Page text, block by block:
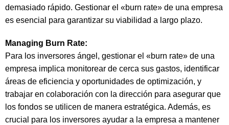
demasiado rápido. Gestionar el «burn rate» de una empresa
es esencial para garantizar su viabilidad a largo plazo.
Managing Burn Rate:
Para los inversores ángel, gestionar el «burn rate» de una
empresa implica monitorear de cerca sus gastos, identificar
áreas de eficiencia y oportunidades de optimización, y
trabajar en colaboración con la dirección para asegurar que
los fondos se utilicen de manera estratégica. Además, es
crucial para los inversores ayudar a la empresa a mantener